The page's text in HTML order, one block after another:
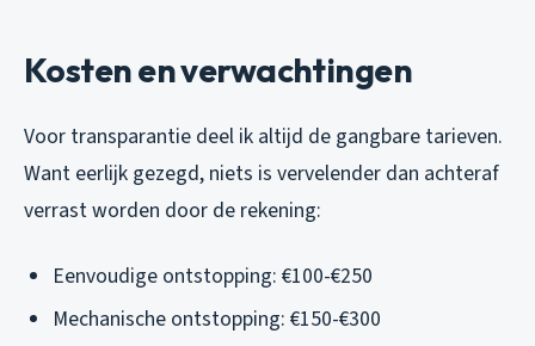
Kosten en verwachtingen
Voor transparantie deel ik altijd de gangbare tarieven.
Want eerlijk gezegd, niets is vervelender dan achteraf
verrast worden door de rekening:
Eenvoudige ontstopping: €100-€250
Mechanische ontstopping: €150-€300